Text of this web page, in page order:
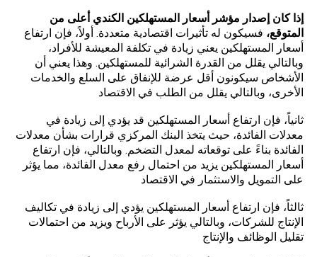
إذا كان إصدار مؤشر أسعار المستهلكين الكندي أعلى من
المتوقع، فسيكون له تأثيرات اقتصادية متعددة. أولاً، فإن ارتفاع
أسعار المستهلكين يعني زيادة في تكلفة المعيشة للأفراد،
وبالتالي يقلل من القدرة الشرائية للمستهلكين. وهذا يعني أن
الأشخاص سيكونون أقل عرضة للإنفاق على السلع والخدمات
الأخرى، وبالتالي يقلل من الطلب في الاقتصاد
ثانياً، فإن ارتفاع أسعار المستهلكين قد يؤدي إلى زيادة في
معدلات الفائدة، حيث يتخذ البنك المركزي قرارات بشأن معدلات
الفائدة بناءً على توقعاته لمعدل التضخم. وبالتالي، فإن ارتفاع
أسعار المستهلكين يزيد من احتمال رفع معدل الفائدة، مما يؤثر
على التمويل والاستثمار في الاقتصاد
ثالثاً، فإن ارتفاع أسعار المستهلكين يؤدي إلى زيادة في تكاليف
الإنتاج للشركات، وبالتالي يؤثر على الأرباح ويزيد من احتمالات
تقليل الوظائف والإنتاج